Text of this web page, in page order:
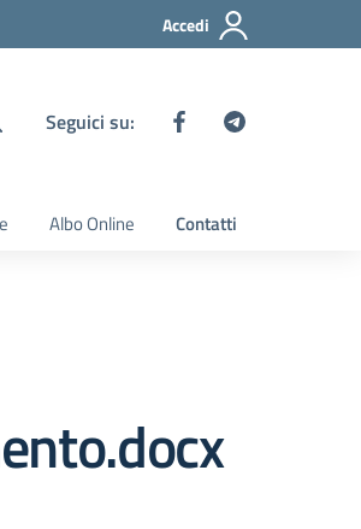
Accedi
Seguici su:
Albo Online Contatti